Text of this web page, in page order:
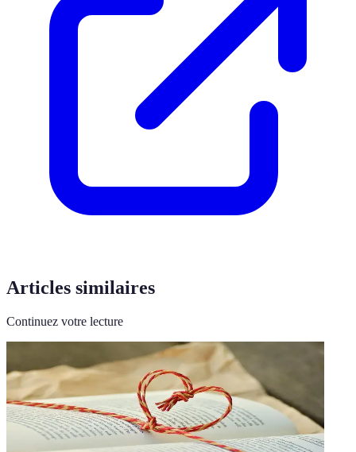
Articles similaires
Continuez votre lecture
Évaluation du Rachat min
Comment Estimer Efficacement Votre Rachat de
Crédit